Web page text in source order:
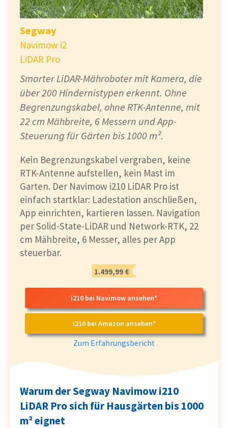
Segway
Navimow i2
LiDAR Pro
Smarter LiDAR-Mähroboter mit Kamera, die
über 200 Hindernistypen erkennt. Ohne
Begrenzungskabel, ohne RTK-Antenne, mit
22 cm Mähbreite, 6 Messern und App-
Steuerung für Gärten bis 1000 m².
Kein Begrenzungskabel vergraben, keine
RTK-Antenne aufstellen, kein Mast im
Garten. Der Navimow i210 LiDAR Pro ist
einfach startklar: Ladestation anschließen,
App einrichten, kartieren lassen. Navigation
per Solid-State-LiDAR und Network-RTK, 22
cm Mähbreite, 6 Messer, alles per App
steuerbar.
1.499,99 €
i210 bei Navimow ansehen*
i210 bei Amazon ansehen*
Zum Erfahrungsbericht
Warum der Segway Navimow i210
LiDAR Pro sich für Hausgärten bis 1000
m² eignet